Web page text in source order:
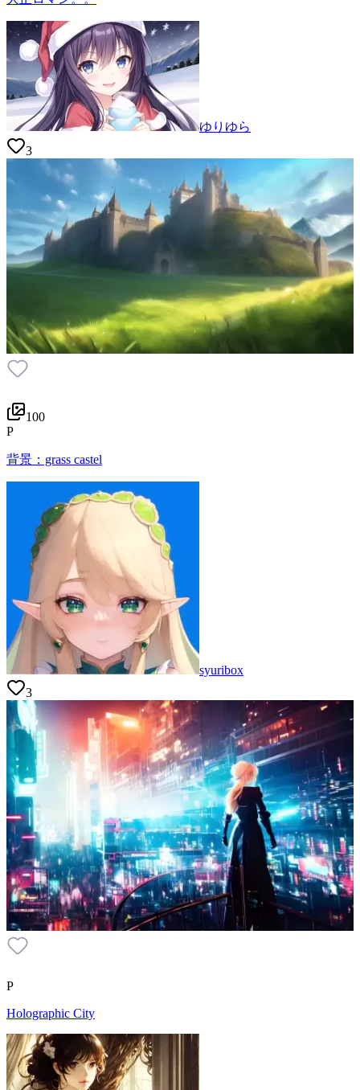
ゆりゆら
3
100
P
背景：grass castel
syuribox
3
P
Holographic City